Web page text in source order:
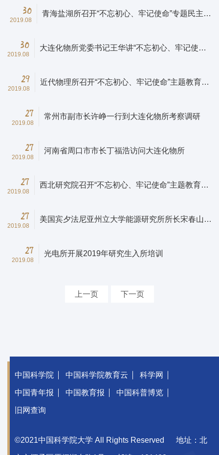
30
2019.08
青海盐湖所召开“不忘初心、牢记使命”专题民主生
30
2019.08
大连化物所党委书记王华讲“不忘初心、牢记使
29
2019.08
近代物理所召开“不忘初心、牢记使命”主题教育情
27
2019.08
常州市副市长许峥一行到大连化物所考察调研
27
2019.08
河南省周口市市长丁福浩访问大连化物所
27
2019.08
西北研究院召开“不忘初心、牢记使命”主题教育专
27
2019.08
美国宾夕法尼亚州立大学能源研究所所长宋春山教
27
2019.08
光电所开展2019年研究生入所培训
上一页 下一页
中国科学院 中国科学院教育云 科学网
中国青年报 中国教育报 中国科普博览
旧网查询
©2021中国科学院大学 All Rights Reserved 地址：北